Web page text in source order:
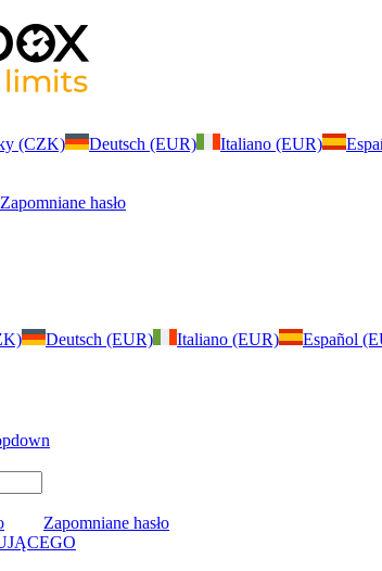
(CZK) Deutsch (EUR) Italiano (EUR)
Zapomniane hasło
Deutsch (EUR) Italiano (EUR) Español
Zapomniane hasło